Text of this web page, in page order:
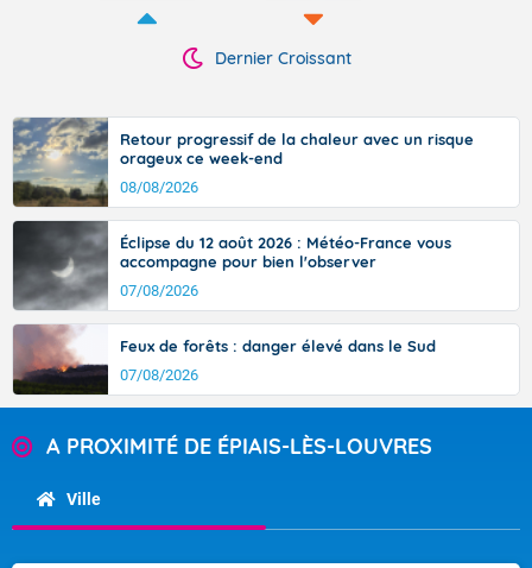
Dernier Croissant
Retour progressif de la chaleur avec un risque
orageux ce week-end
08/08/2026
Éclipse du 12 août 2026 : Météo-France vous
accompagne pour bien l'observer
07/08/2026
Feux de forêts : danger élevé dans le Sud
07/08/2026
A PROXIMITÉ DE ÉPIAIS-LÈS-LOUVRES
Ville